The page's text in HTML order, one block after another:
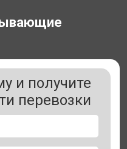
и получите
перевозки